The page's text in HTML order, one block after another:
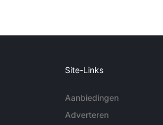
Site-Links
Aanbiedingen
Adverteren